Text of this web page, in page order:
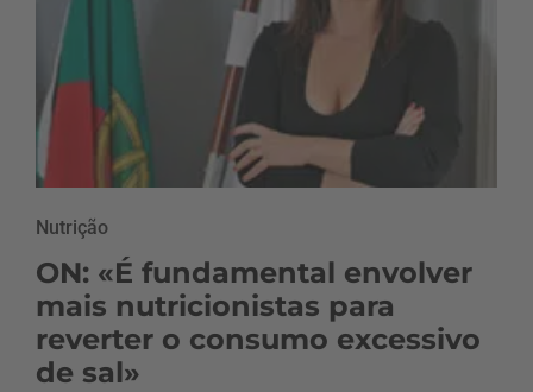
Nutrição
ON: «É fundamental envolver
mais nutricionistas para
reverter o consumo excessivo
de sal»